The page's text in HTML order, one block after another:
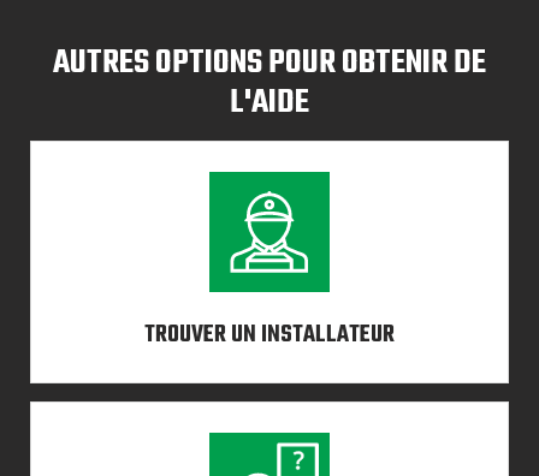
AUTRES OPTIONS POUR OBTENIR DE
L'AIDE
TROUVER UN INSTALLATEUR